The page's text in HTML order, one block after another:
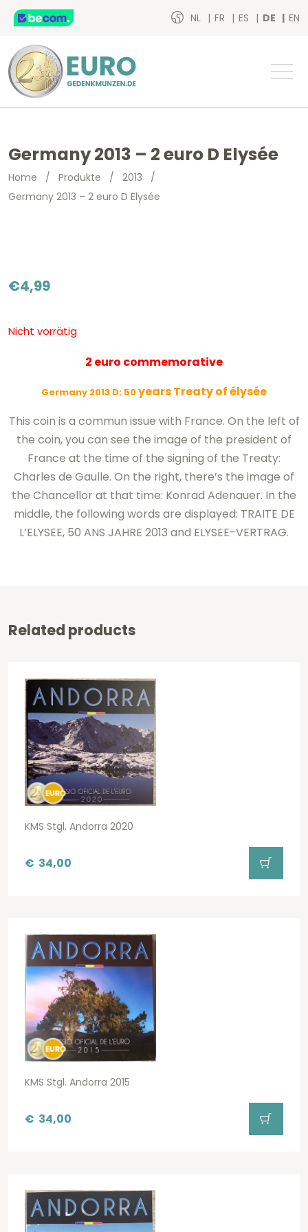
NL FR ES DE EN
Germany 2013 – 2 euro D Elysée
Home / Produkte / 2013 /
Germany 2013 – 2 euro D Elysée
€4,99
Nicht vorrätig
2 euro commemorative
Germany 2013 D: 50years Treaty of élysée
This coin is a commun issue with France. On the left of
the coin, you can see the image of the president of
France at the time of the signing of the Treaty:
Charles de Gaulle. On the right, there’s the image of
the Chancellor at that time: Konrad Adenauer. In the
middle, the following words are displayed: TRAITE DE
L’ELYSEE, 50 ANS JAHRE 2013 and ELYSEE-VERTRAG.
Related products
KMS Stgl. Andorra 2020
€ 34,00
KMS Stgl. Andorra 2015
€ 34,00